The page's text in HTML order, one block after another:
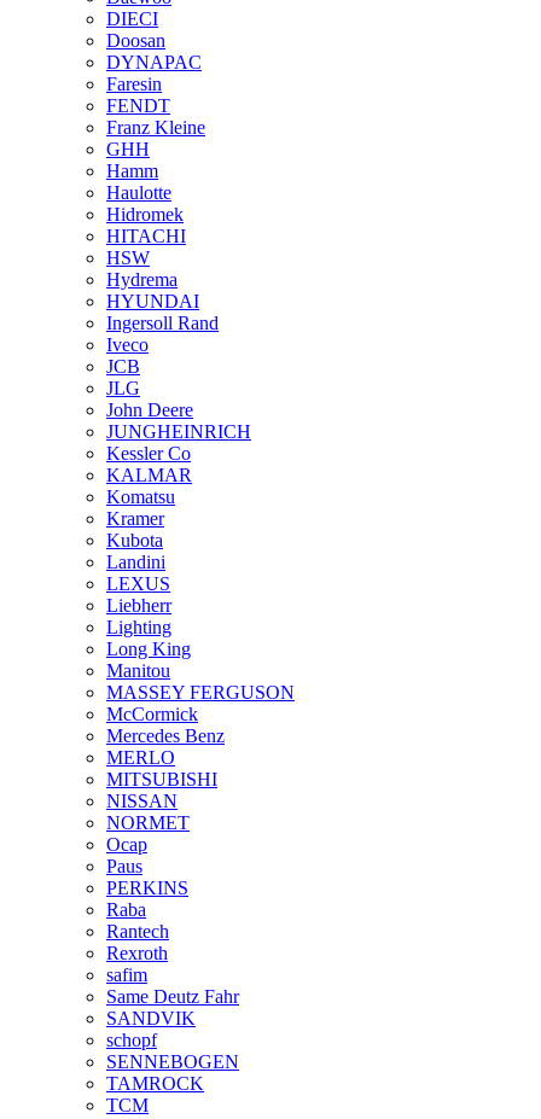
DIECI
Doosan
DYNAPAC
Faresin
FENDT
Franz Kleine
GHH
Hamm
Haulotte
Hidromek
HITACHI
HSW
Hydrema
HYUNDAI
Ingersoll Rand
Iveco
JCB
JLG
John Deere
JUNGHEINRICH
Kessler Co
KALMAR
Komatsu
Kramer
Kubota
Landini
LEXUS
Liebherr
Lighting
Long King
Manitou
MASSEY FERGUSON
McCormick
Mercedes Benz
MERLO
MITSUBISHI
NISSAN
NORMET
Ocap
Paus
PERKINS
Raba
Rantech
Rexroth
safim
Same Deutz Fahr
SANDVIK
schopf
SENNEBOGEN
TAMROCK
TCM